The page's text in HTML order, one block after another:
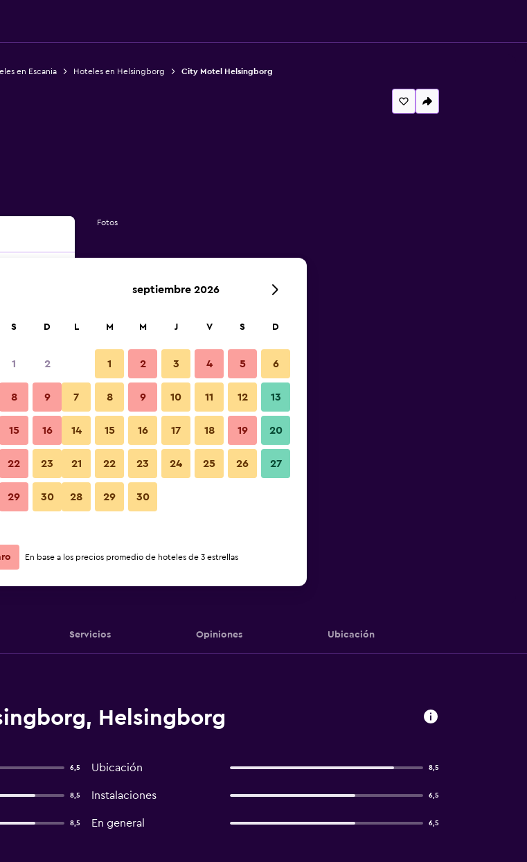
en Escania Hoteles en Helsingborg City Motel Helsingborg
Ver precios
Ver precios
Fotos
Servicios Opiniones Ubicación
Helsingborg
6,5 Ubicación 8,5
8,5 Instalaciones 6,5
8,5 En general 6,5
S D
1 2
8 9
15 16
22 23
29 30
septiembre 2026
L M M J V S D
1 2 3 4 5 6
7 8 9 10 11 12 13
14 15 16 17 18 19 20
21 22 23 24 25 26 27
28 29 30
En base a los precios promedio de hoteles de 3 estrellas